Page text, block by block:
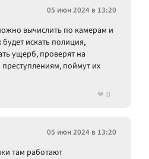
05 июн 2024 в 13:20
вычислить по камерам и
искать полиция,
ущерб, проверят на
преступлениям, поймут их
0
05 июн 2024 в 13:20
там работают